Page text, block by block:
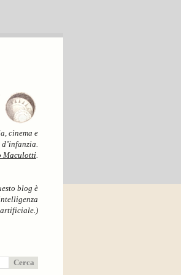
cinema e
Maculotti.
blog è
artificiale.)